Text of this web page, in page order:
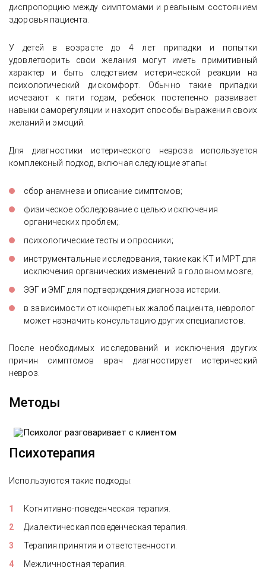
диспропорцию между симптомами и реальным состоянием
здоровья пациента.
У детей в возрасте до 4 лет припадки и попытки
удовлетворить свои желания могут иметь примитивный
характер и быть следствием истерической реакции на
психологический дискомфорт. Обычно такие припадки
исчезают к пяти годам, ребенок постепенно развивает
навыки саморегуляции и находит способы выражения своих
желаний и эмоций.
Для диагностики истерического невроза используется
комплексный подход, включая следующие этапы:
сбор анамнеза и описание симптомов;
физическое обследование с целью исключения
органических проблем;.
психологические тесты и опросники;
инструментальные исследования, такие как КТ и МРТ для
исключения органических изменений в головном мозге;
ЭЭГ и ЭМГ для подтверждения диагноза истерии.
в зависимости от конкретных жалоб пациента, невролог
может назначить консультацию других специалистов.
После необходимых исследований и исключения других
причин симптомов врач диагностирует истерический
невроз.
Методы
Психотерапия
Используются такие подходы:
Когнитивно-поведенческая терапия.
Диалектическая поведенческая терапия.
Терапия принятия и ответственности.
Межличностная терапия.